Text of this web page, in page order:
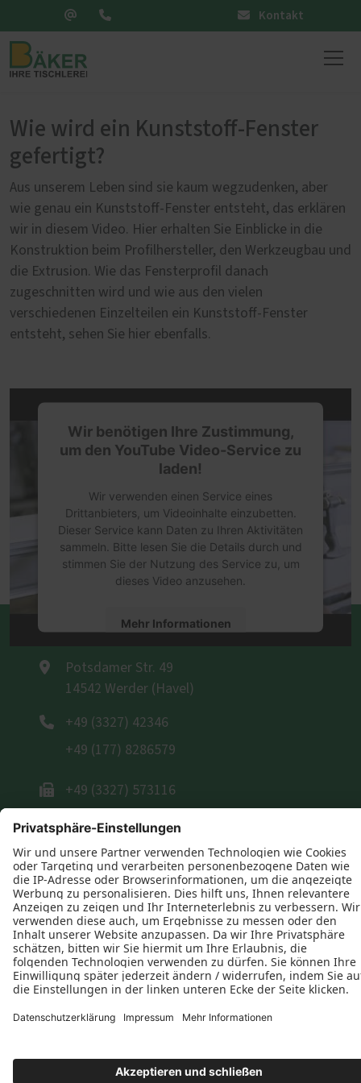
Kontakt
Wie wird ein Kunststoff-Fenster
gefertigt?
Aus unserem Leben sind sie kaum wegzudenken, aber
wie genau ein Kunststoff-Fenster entsteht, das erklären
wir in diesem Video. Hier erhalten Sie Einblicke in die
Konstruktion beim Profilhersteller, den Werkzeugbau und
die Extrusion. Wie das Fensterprofil danach
zugeschnitten wird und wie aus den vielen
verschiedenen Einzelteilen ein Kunststoff-Fenster
entsteht, sehen Sie hier ebenfalls.
Wir benötigen Ihre Zustimmung,
um den YouTube Video-Service zu
laden!
Wir verwenden einen Service eines
Drittanbieters, um Videoinhalte einzubetten.
Dieser Service kann Daten zu Ihren Aktivitäten
sammeln. Bitte lesen Sie die Details durch und
stimmen Sie der Nutzung des Service zu, um
dieses Video anzusehen.
Mehr Informationen
Akzeptieren
powered byUsercentrics Consent
Tischlerei Bäker GbR
Potsdamer Str. 49
14542 Werder (Havel)
+49 (3327) 42346
+49 (177) 8286579
+49 (3327) 573116
E-Mail schreiben
Öffnungszeiten
Tischlerei Bäker GbR © 2026